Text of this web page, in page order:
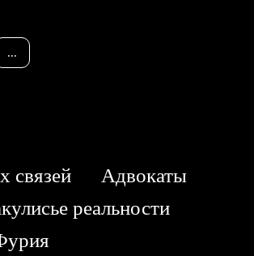
...
связей
Адвокаты
реальности